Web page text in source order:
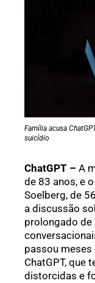
Família acusa
suicídio
ChatGPT – A
de 83 anos, e
Soelberg, de
a discussão
prolongado
passou
ChatGPT, que
distorcidas e